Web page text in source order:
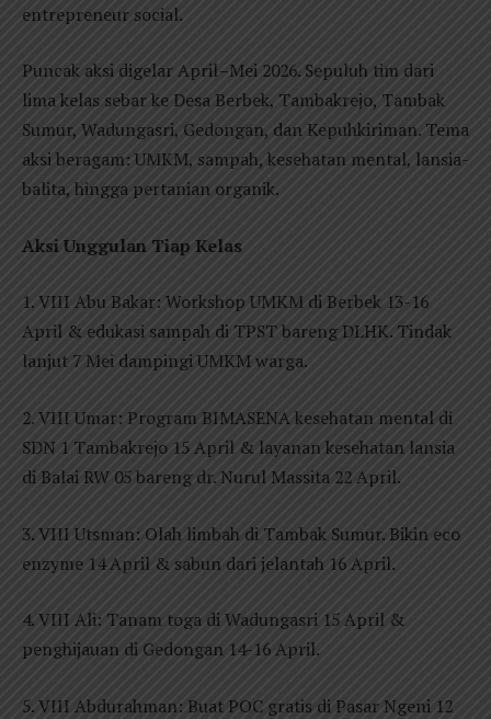
entrepreneur social.
Puncak aksi digelar April–Mei 2026. Sepuluh tim dari
lima kelas sebar ke Desa Berbek, Tambakrejo, Tambak
Sumur, Wadungasri, Gedongan, dan Kepuhkiriman. Tema
aksi beragam: UMKM, sampah, kesehatan mental, lansia-
balita, hingga pertanian organik.
Aksi Unggulan Tiap Kelas
1. VIII Abu Bakar: Workshop UMKM di Berbek 13-16
April & edukasi sampah di TPST bareng DLHK. Tindak
lanjut 7 Mei dampingi UMKM warga.
2. VIII Umar: Program BIMASENA kesehatan mental di
SDN 1 Tambakrejo 15 April & layanan kesehatan lansia
di Balai RW 05 bareng dr. Nurul Massita 22 April.
3. VIII Utsman: Olah limbah di Tambak Sumur. Bikin eco
enzyme 14 April & sabun dari jelantah 16 April.
4. VIII Ali: Tanam toga di Wadungasri 15 April &
penghijauan di Gedongan 14-16 April.
5. VIII Abdurahman: Buat POC gratis di Pasar Ngeni 12